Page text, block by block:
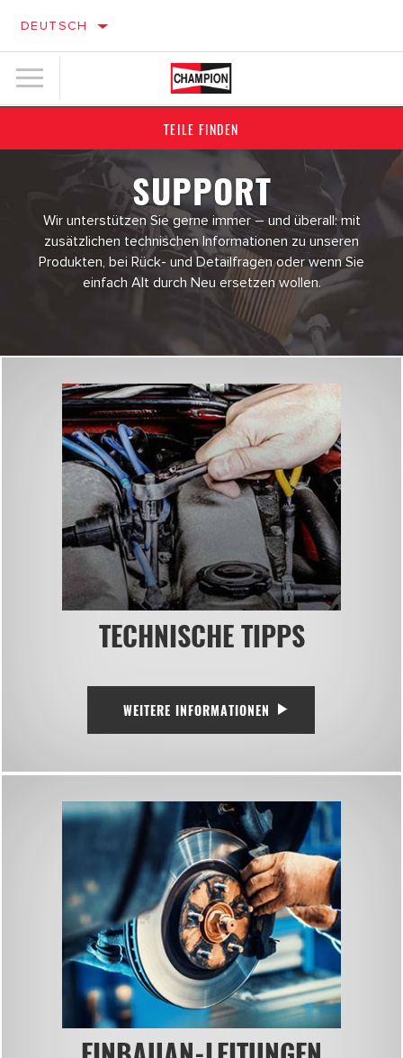
DEUTSCH
TEILE FINDEN
SUPPORT
Wir unterstützen Sie gerne immer – und überall: mit
zusätzlichen technischen Informationen zu unseren
Produkten, bei Rück- und Detailfragen oder wenn Sie
einfach Alt durch Neu ersetzen wollen.
TECHNISCHE TIPPS
WEITERE INFORMATIONEN